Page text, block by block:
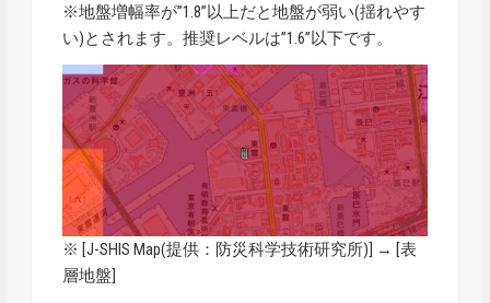
※地盤増幅率が”1.8”以上だと地盤が弱い(揺れやす
い)とされます。推奨レベルは”1.6”以下です。
※ [J-SHIS Map(提供：防災科学技術研究所)] → [表
層地盤]